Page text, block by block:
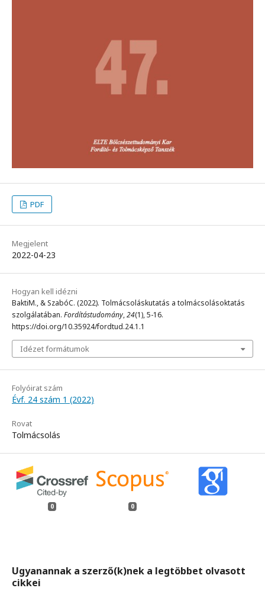
PDF
Megjelent
2022-04-23
Hogyan kell idézni
BaktiM., & SzabóC. (2022). Tolmácsoláskutatás a tolmácsolásoktatás
szolgálatában. Fordítástudomány,24(1), 5-16.
https://doi.org/10.35924/fordtud.24.1.1
Idézet formátumok
Folyóirat szám
Évf. 24 szám 1 (2022)
Rovat
Tolmácsolás
0 0
Ugyanannak a szerző(k)nek a legtöbbet olvasott
cikkei